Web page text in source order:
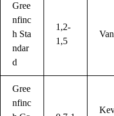
Gree
nfinc
h Sta
ndar
d
1,2-
1,5
Van
Gree
nfinc